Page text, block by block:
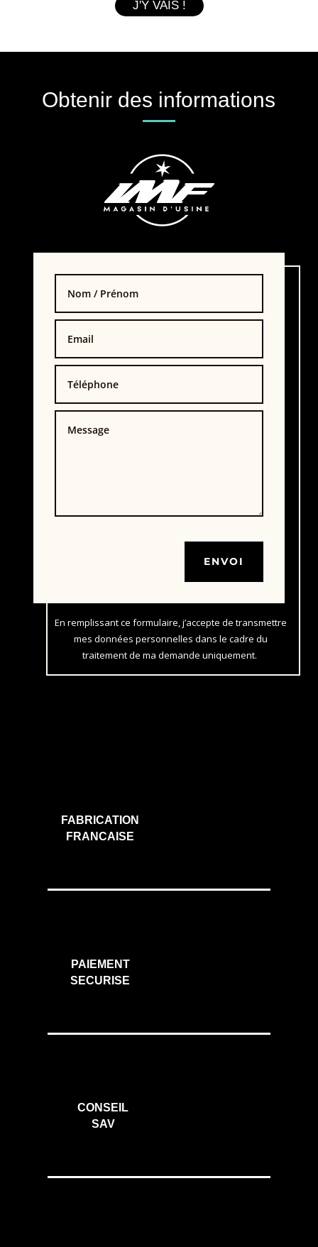
J'Y VAIS !
Obtenir des informations
ENVOI
En remplissant ce formulaire, j’accepte de transmettre
mes données personnelles dans le cadre du
traitement de ma demande uniquement.
FABRICATION
FRANCAISE
PAIEMENT
SECURISE
CONSEIL
SAV